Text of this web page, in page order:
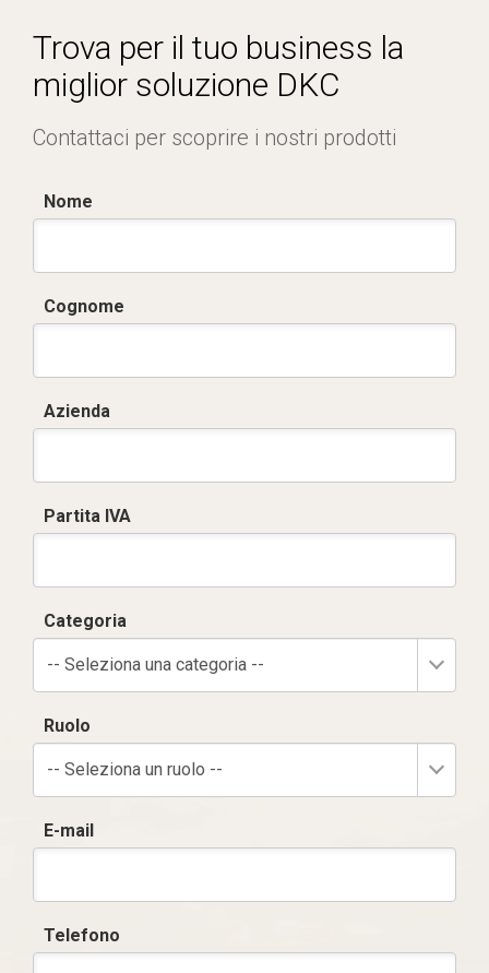
ST0537.zip
Trova per il tuo business la
miglior soluzione DKC
Contattaci per scoprire i nostri prodotti
Nome
Cognome
Azienda
Partita IVA
Categoria
-- Seleziona una categoria --
Ruolo
-- Seleziona un ruolo --
E-mail
Telefono